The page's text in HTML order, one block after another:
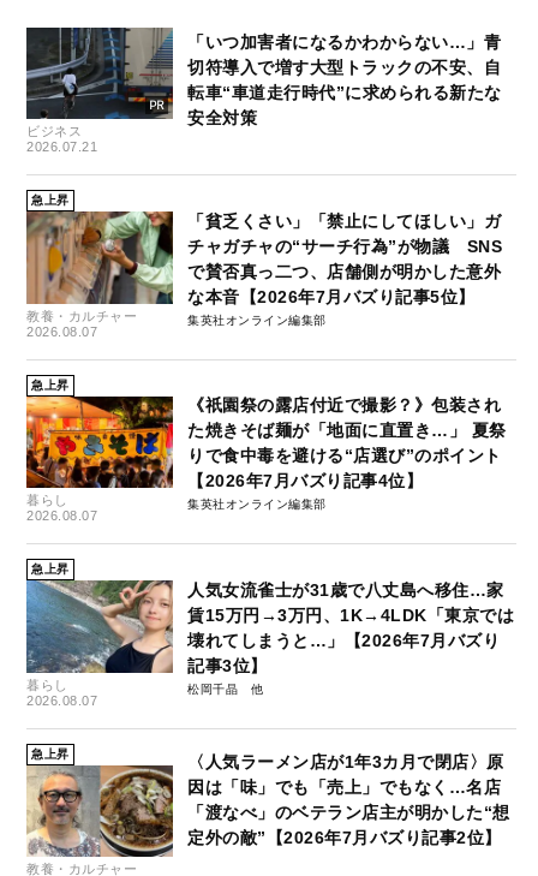
ビジネス
2026.07.21
「いつ加害者になるかわからない…」青
切符導入で増す大型トラックの不安、自
転車“車道走行時代”に求められる新たな
安全対策
急上昇
教養・カルチャー
2026.08.07
「貧乏くさい」「禁止にしてほしい」ガ
チャガチャの“サーチ行為”が物議 SNS
で賛否真っ二つ、店舗側が明かした意外
な本音【2026年7月バズり記事5位】
集英社オンライン編集部
急上昇
暮らし
2026.08.07
《祇園祭の露店付近で撮影？》包装され
た焼きそば麺が「地面に直置き…」 夏祭
りで食中毒を避ける“店選び”のポイント
【2026年7月バズり記事4位】
集英社オンライン編集部
急上昇
暮らし
2026.08.07
人気女流雀士が31歳で八丈島へ移住…家
賃15万円→3万円、1K→4LDK「東京では
壊れてしまうと…」【2026年7月バズり
記事3位】
松岡千晶
急上昇
教養・カルチャー
〈人気ラーメン店が1年3カ月で閉店〉原
因は「味」でも「売上」でもなく…名店
「渡なべ」のベテラン店主が明かした“想
定外の敵”【2026年7月バズり記事2位】